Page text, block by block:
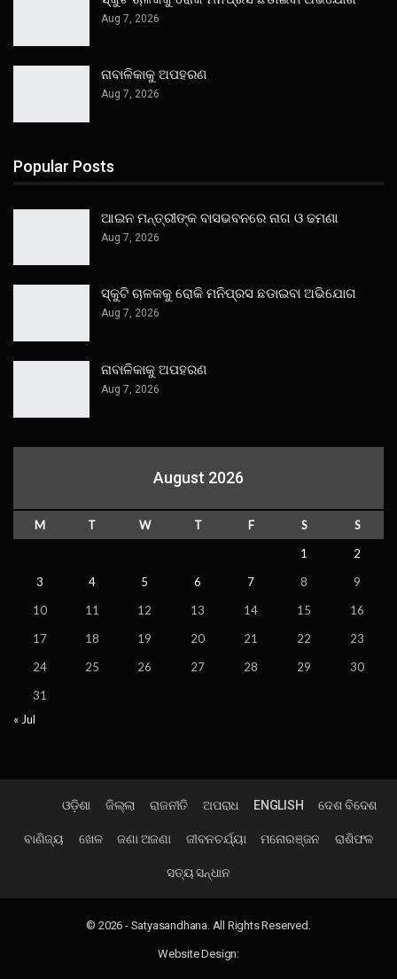
Aug 7, 2026
ନାବାଳିକାକୁ ଅପହରଣ
Aug 7, 2026
Popular Posts
ଆଇନ ମନ୍ତ୍ରୀଙ୍କ ବାସଭବନରେ ନାଗ ଓ ଢମଣା
Aug 7, 2026
ସ୍କୁଟି ଚାଳକକୁ ରୋକି ମନିପ୍ରସ ଛଡାଇବା ଅଭିଯୋଗ
Aug 7, 2026
ନାବାଳିକାକୁ ଅପହରଣ
Aug 7, 2026
August 2026
M T W T F S
S
1
2
3
4 5 6 7 8
9
10
11 12 13 14 15
16
17
18 19 20 21 22
23
24
25 26 27 28 29
30
31
« Jul
ଓଡ଼ିଶା ଜିଲ୍ଲା ରାଜନୀତି ଅପରାଧ ENGLISH ଦେଶ ବିଦେଶ
ବାଣିଜ୍ୟ ଖେଳ ଜଣା ଅଜଣା ଜୀବନଚର୍ଯ୍ୟା ମନୋରଞ୍ଜନ ରାଶିଫଳ
ସତ୍ୟ ସନ୍ଧାନ
© 2026 - Satyasandhana. All Rights Reserved.
Website Design: